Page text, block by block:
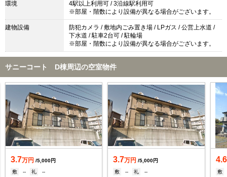
環境
4駅以上利用可 / 3沿線駅利用可
※部屋・階数により設備が異なる場合がございます。
建物設備
防犯カメラ / 敷地内ごみ置き場 / LPガス / 公営上水道 /
下水道 / 駐車2台可 / 駐輪場
※部屋・階数により設備が異なる場合がございます。
サニーコート D棟周辺の空室物件
3.7万円 /5,000円
敷
-- 礼
--
3.7万円 /5,000円
敷
-- 礼
--
4.6
敷